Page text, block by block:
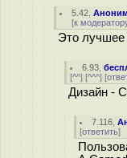
5.42 ,
[к
Это лучшее
6.93 ,
[^^] [^^^] [
Дизайн -
7.116 ,
[ответить]